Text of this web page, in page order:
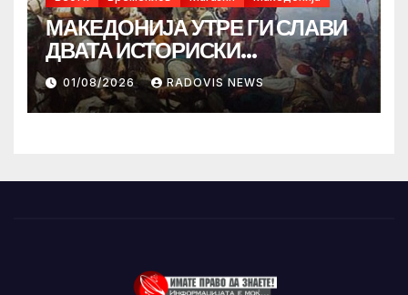
МАКЕДОНИЈА УТРЕ ГИ СЛАВИ
ДВАТА ИСТОРИСКИ
ИЛИНДЕНА!
01/08/2026 RADOVIS NEWS